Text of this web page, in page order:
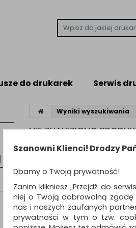
do drukarek Serwis
Wyniki wyszukiwania
NIE ZNALEZIONO
Nie odnaleziono produktów
Zmień kryteria
Sprawdź, czy wszystkie
Spróbuj użyć innych słów
Szanowni Klienci! Drodzy
Dbamy o Twoją prywatność!
Zanim klikniesz „Przejdź do
niej o Twoją dobrowolną
nas i naszych zaufanych
prywatności w tym o tzw.